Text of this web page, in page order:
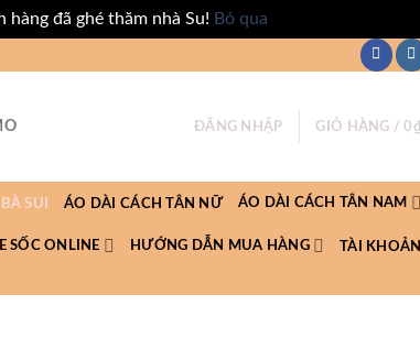
hàng đã ghé thăm nhà Su! Bỏ qua
ĐĂNG NHẬP GIỎ HÀNG /0 ₫
SUI ÁO DÀI CÁCH TÂN NỮ ÁO DÀI CÁCH TÂN NAM
SỐC ONLINE HƯỚNG DẪN MUA HÀNG TÀI KHOẢN